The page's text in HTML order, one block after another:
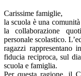
Carissime famiglie,
la scuola è una
la collaborazione
personale scolastico.
ragazzi rappresentano
fiducia reciproca, sul
scuola e famiglia.